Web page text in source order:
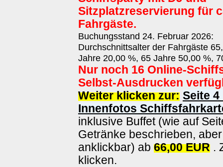
Sitzplatzreservierung für
Fahrgäste.
Buchungsstand 24. Februar 2026:
Durchschnittsalter der Fahrgäste
Jahre 20,00 %, 65 Jahre 50,00 %,
Nur noch 16 Online-
Selbst-Ausdrucken
Weiter klicken zur: Seite
Innenfotos
inklusive Buffet (wie auf
Getränke beschrieben,
anklickbar) ab 66,00 EUR .
klicken.